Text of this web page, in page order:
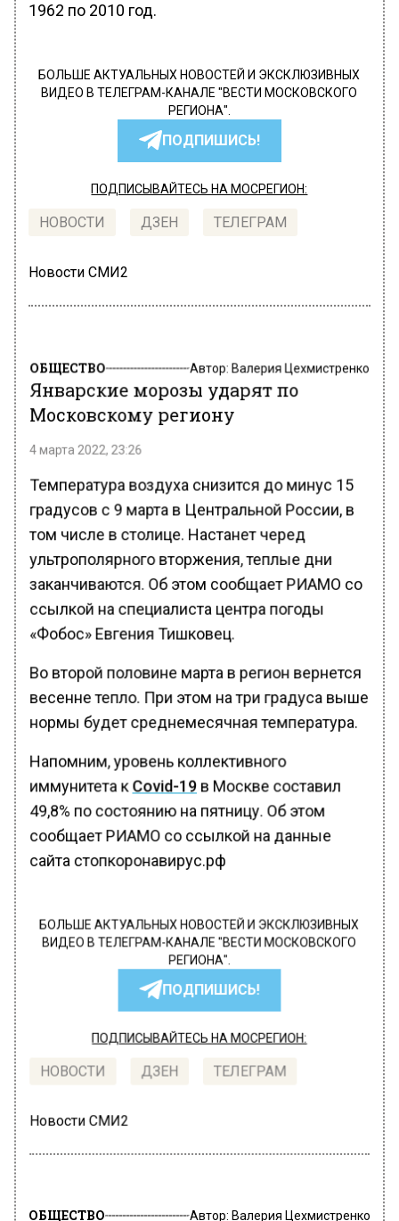
1962 по 2010 год.
БОЛЬШЕ АКТУАЛЬНЫХ НОВОСТЕЙ И ЭКСКЛЮЗИВНЫХ
ВИДЕО В ТЕЛЕГРАМ-КАНАЛЕ "ВЕСТИ МОСКОВСКОГО
РЕГИОНА".
ПОДПИШИСЬ!
ПОДПИСЫВАЙТЕСЬ НА МОСРЕГИОН:
НОВОСТИ ДЗЕН ТЕЛЕГРАМ
Новости СМИ2
ОБЩЕСТВО Автор: Валерия Цехмистренко
Январские морозы ударят по
Московскому региону
4 марта 2022, 23:26
Температура воздуха снизится до минус 15
градусов с 9 марта в Центральной России, в
том числе в столице. Настанет черед
ультрополярного вторжения, теплые дни
заканчиваются. Об этом сообщает РИАМО со
ссылкой на специалиста центра погоды
«Фобос» Евгения Тишковец.
Во второй половине марта в регион вернется
весенне тепло. При этом на три градуса выше
нормы будет среднемесячная температура.
Напомним, уровень коллективного
иммунитета кCovid-19 в Москве составил
49,8% по состоянию на пятницу. Об этом
сообщает РИАМО со ссылкой на данные
сайта стопкоронавирус.рф
БОЛЬШЕ АКТУАЛЬНЫХ НОВОСТЕЙ И ЭКСКЛЮЗИВНЫХ
ВИДЕО В ТЕЛЕГРАМ-КАНАЛЕ "ВЕСТИ МОСКОВСКОГО
РЕГИОНА".
ПОДПИШИСЬ!
ПОДПИСЫВАЙТЕСЬ НА МОСРЕГИОН:
НОВОСТИ ДЗЕН ТЕЛЕГРАМ
Новости СМИ2
ОБЩЕСТВО Автор: Валерия Цехмистренко